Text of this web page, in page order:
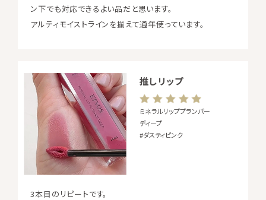
ン下でも対応できるよい品だと思います。
アルティモイストラインを揃えて通年使っています。
推しリップ
ミネラルリッププランパー
ディープ
#ダスティピンク
3本目のリピートです。